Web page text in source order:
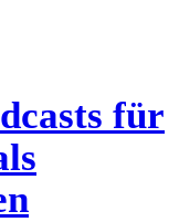
für